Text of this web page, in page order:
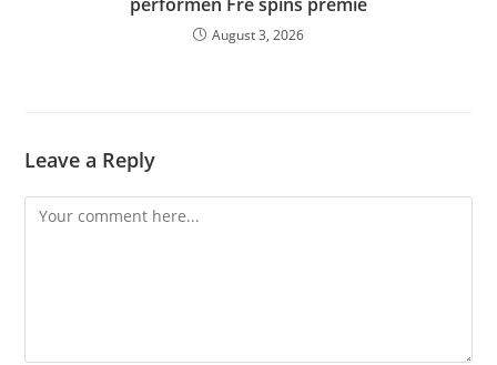
performen Fre spins premie
August 3, 2026
Leave a Reply